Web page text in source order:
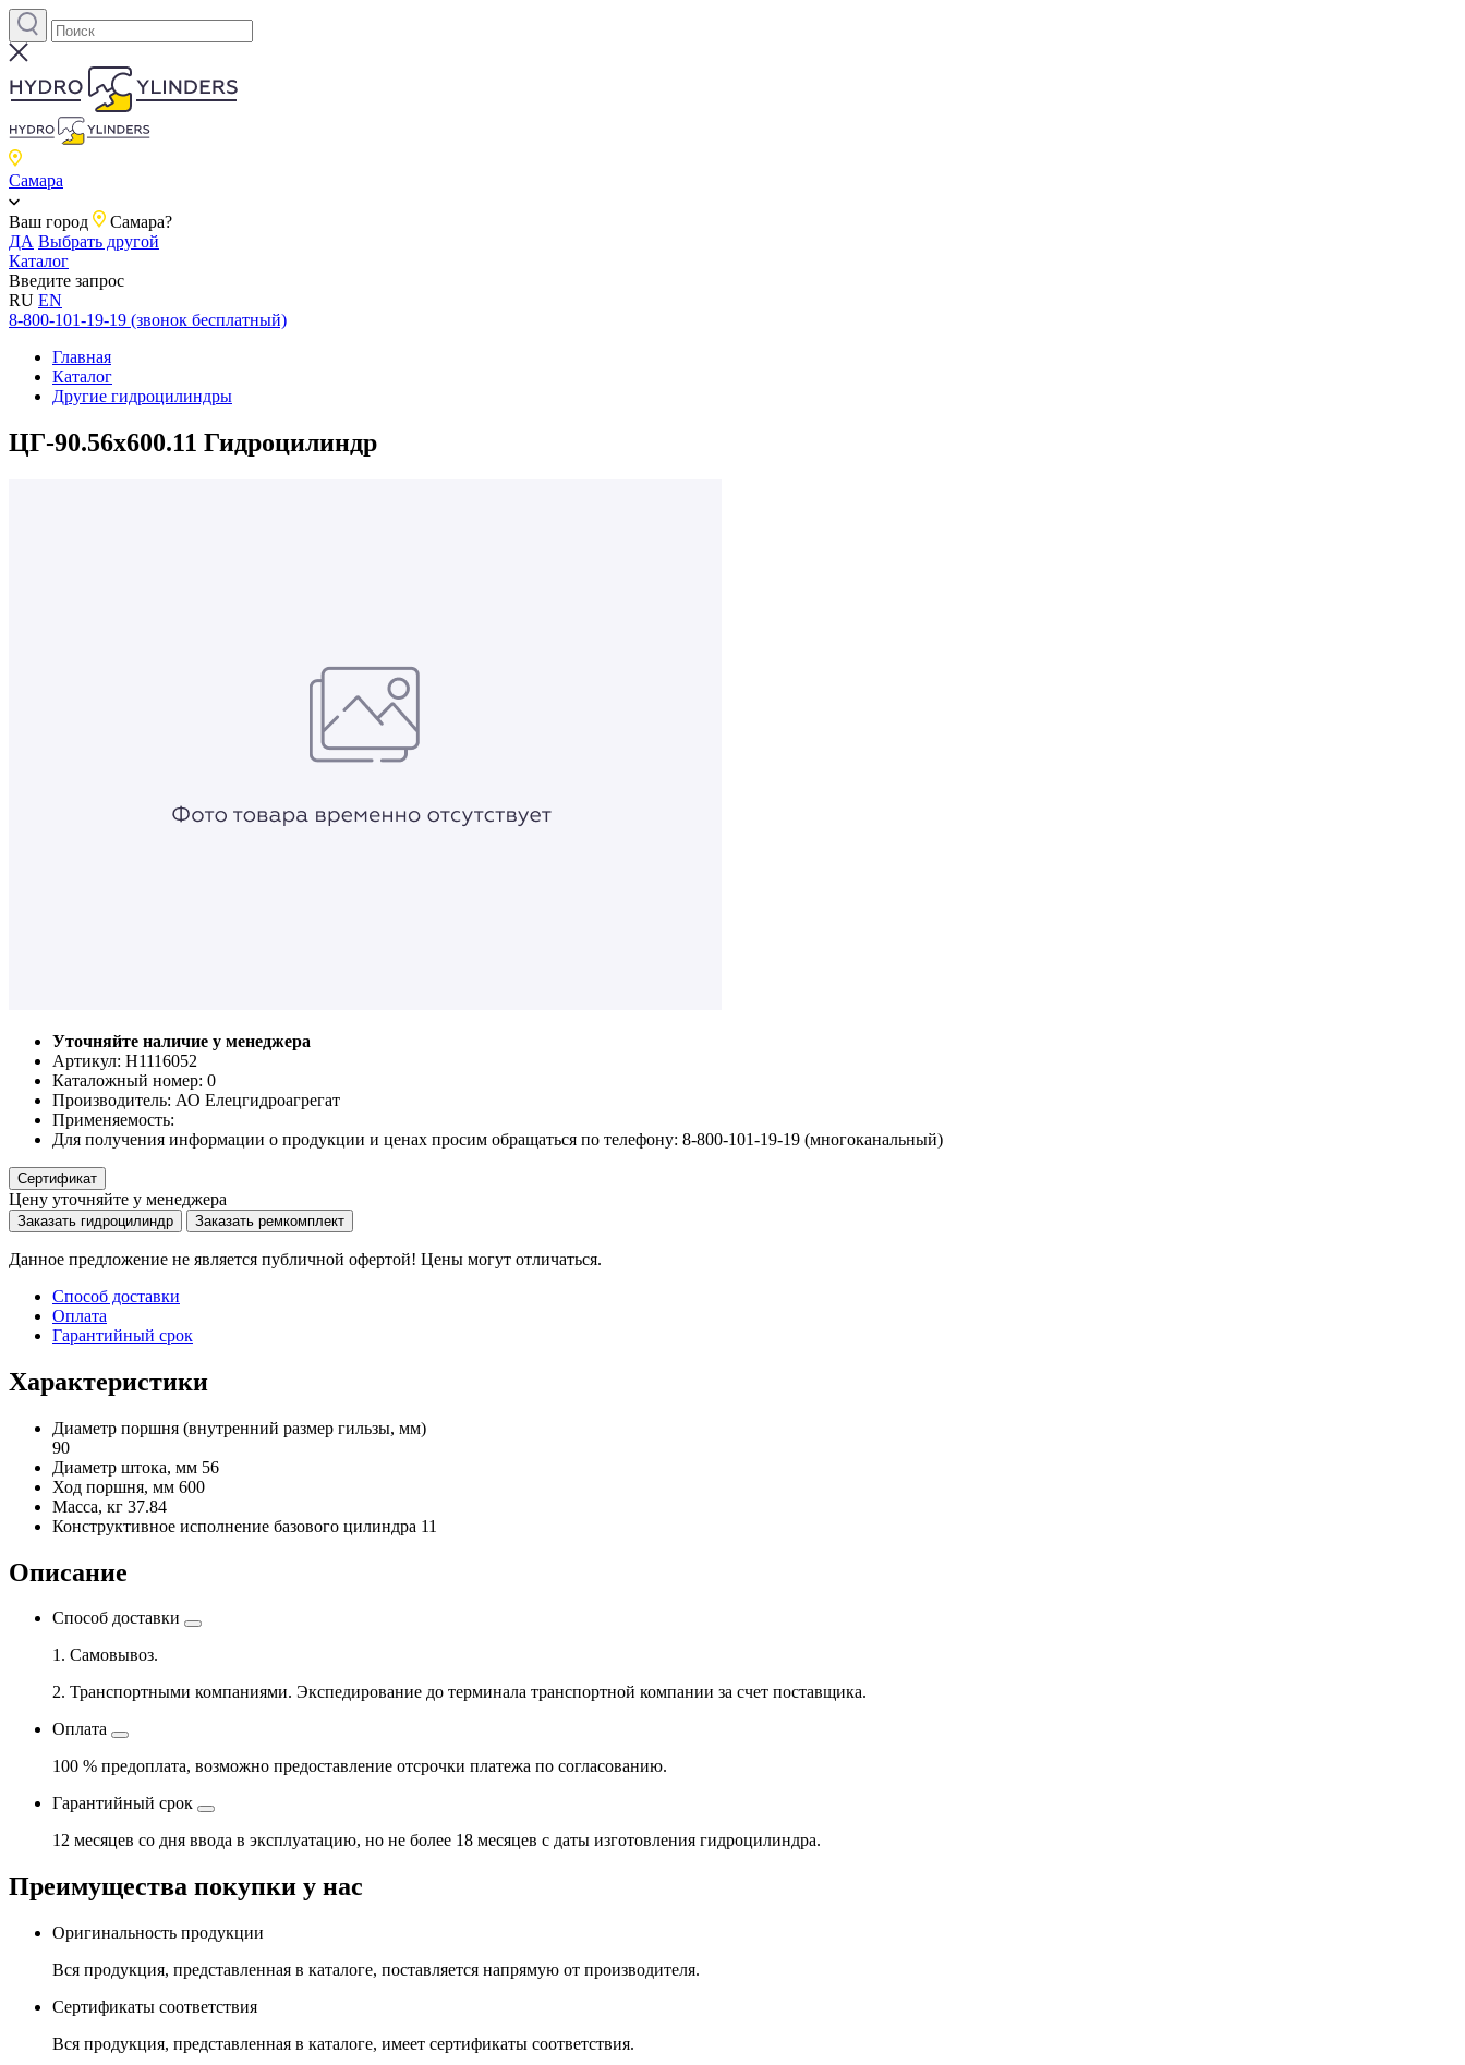
Самара
Ваш город
Самара?
ДА Выбрать другой
Каталог
Введите запрос
RU EN
8-800-101-19-19 (звонок бесплатный)
Главная
Каталог
Другие гидроцилиндры
ЦГ-90.56х600.11 Гидроцилиндр
Уточняйте наличие у менеджера
Артикул: Н1116052
Каталожный номер: 0
Производитель: АО Елецгидроагрегат
Применяемость:
Для получения информации о продукции и ценах просим обращаться по телефону: 8-800-101-19-19 (многоканальный)
Сертификат
Цену уточняйте у менеджера
Заказать гидроцилиндр Заказать ремкомплект
Данное предложение не является публичной офертой! Цены могут отличаться.
Способ доставки
Оплата
Гарантийный срок
Характеристики
Диаметр поршня (внутренний размер гильзы, мм)
90
Диаметр штока, мм 56
Ход поршня, мм 600
Масса, кг 37.84
Конструктивное исполнение базового цилиндра 11
Описание
Способ доставки
1. Самовывоз.
2. Транспортными компаниями. Экспедирование до терминала транспортной компании за счет поставщика.
Оплата
100 % предоплата, возможно предоставление отсрочки платежа по согласованию.
Гарантийный срок
12 месяцев со дня ввода в эксплуатацию, но не более 18 месяцев с даты изготовления гидроцилиндра.
Преимущества покупки у нас
Оригинальность продукции
Вся продукция, представленная в каталоге, поставляется напрямую от производителя.
Сертификаты соответствия
Вся продукция, представленная в каталоге, имеет сертификаты соответствия.